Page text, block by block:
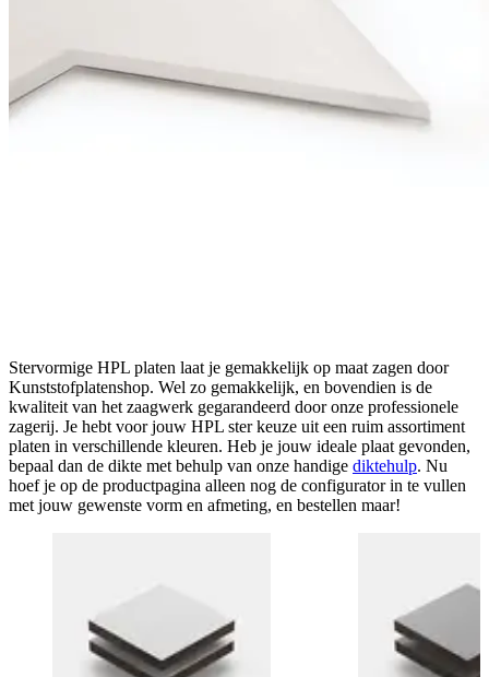
Stervormige HPL platen laat je gemakkelijk op maat zagen door
Kunststofplatenshop. Wel zo gemakkelijk, en bovendien is de
kwaliteit van het zaagwerk gegarandeerd door onze professionele
zagerij. Je hebt voor jouw HPL ster keuze uit een ruim assortiment
platen in verschillende kleuren. Heb je jouw ideale plaat gevonden,
bepaal dan de dikte met behulp van onze handige diktehulp. Nu
hoef je op de productpagina alleen nog de configurator in te vullen
met jouw gewenste vorm en afmeting, en bestellen maar!